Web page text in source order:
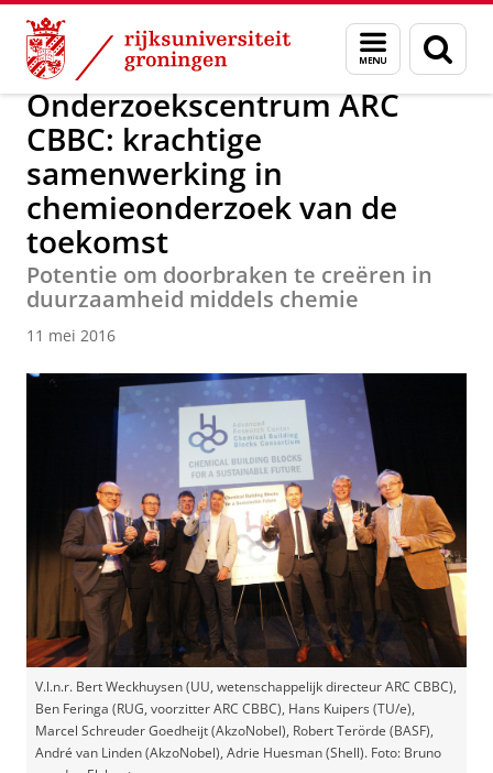
Skip
Content
Skip
Navigation
Menu
en
zoeken
Over ons Actueel Nieuws Nieuwsberichten
Onderzoekscentrum ARC
CBBC: krachtige
samenwerking in
chemieonderzoek van de
toekomst
Potentie om doorbraken te creëren in
duurzaamheid middels chemie
11 mei 2016
V.l.n.r. Bert Weckhuysen (UU, wetenschappelijk directeur ARC CBBC),
Ben Feringa (RUG, voorzitter ARC CBBC), Hans Kuipers (TU/e),
Marcel Schreuder Goedheijt (AkzoNobel), Robert Terörde (BASF),
André van Linden (AkzoNobel), Adrie Huesman (Shell). Foto: Bruno